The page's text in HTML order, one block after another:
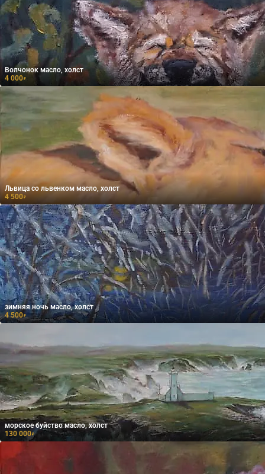
Волчонок масло, холст
4 000₽
Львица со львенком масло, холст
4 500₽
зимняя ночь масло, холст
4 500₽
морское буйство масло, холст
130 000₽